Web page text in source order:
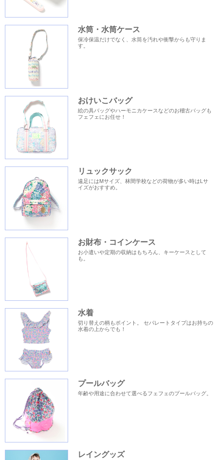
水筒・水筒ケース
保冷保温だけでなく、水筒を汚れや衝撃からも守りま
す。
おけいこバッグ
絵の具バッグやハーモニカケースなどのお稽古バッグも
フェフェにお任せ！
リュックサック
遠足にはMサイズ、林間学校などの荷物が多い時はLサ
イズがおすすめ。
お財布・コインケース
お小遣いや定期の収納はもちろん、キーケースとして
も。
水着
切り替えの柄もポイント。 セパレートタイプはお持ちの
水着の上からでも！
プールバッグ
年齢や用途に合わせて選べるフェフェのプールバッグ。
レイングッズ